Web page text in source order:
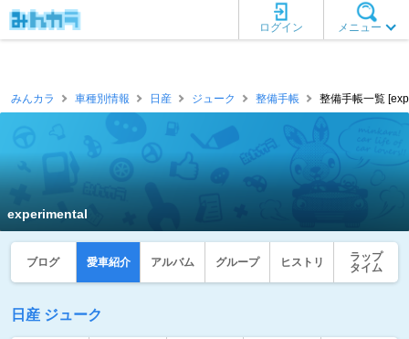
メニュー
ログイン
みんカラ 車種別情報 日産 ジューク 整備手帳 整備手帳一覧
experimental
ブログ 愛車紹介 アルバム グループ ヒストリ
ラップ
タイム
日産 ジューク